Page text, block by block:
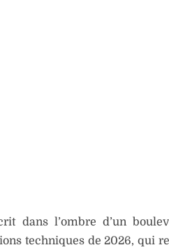
dans l’ombre d’un
techniques de 2026, qui